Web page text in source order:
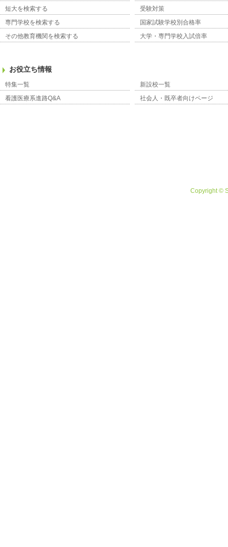
短大を検索する
専門学校を検索する
その他教育機関を検索する
受験対策
国家試験学校別合格率
大学・専門学校入試倍率
お役立ち情報
特集一覧
新設校一覧
看護医療系進路Q&A
社会人・既卒者向けページ
Copyright ©